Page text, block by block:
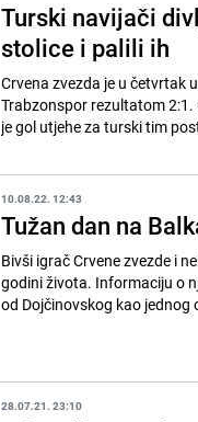
Turski navijači
stolice i palili ih
Crvena zvezda je u četvrtak
Trabzonspor rezultatom 2:1.
je gol utjehe za turski tim
10.08.22. 12:43
Tužan dan na
Bivši igrač Crvene zvezde i
godini života. Informaciju o
od Dojčinovskog kao jednog
28.07.21. 23:10